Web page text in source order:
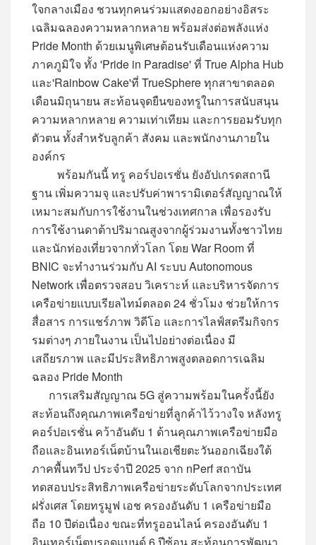
ใจกลางเมือง ชวนทุกคนร่วมแสดงออกอย่างอิสระ
เฉลิมฉลองความหลากหลาย พร้อมส่งต่อพลังแห่ง
Pride Month ด้วยเมนูพิเศษต้อนรับเดือนแห่งความ
ภาคภูมิใจ ทั้ง 'Pride in Paradise' ที่ True Alpha Hub
และ'Rainbow Cake'ที่ TrueSphere ทุกสาขาตลอด
เดือนมิถุนายน สะท้อนจุดยืนของทรูในการสนับสนุน
ความหลากหลาย ความเท่าเทียม และการยอมรับทุก
ตัวตน ทั้งสำหรับลูกค้า สังคม และพนักงานภายใน
องค์กร
พร้อมกันนี้ ทรู คอร์ปอเรชั่น ยังอัปเกรดสถานี
ฐาน เพิ่มความจุ และปรับค่าพารามิเตอร์สัญญาณให้
เหมาะสมกับการใช้งานในช่วงเทศกาล เพื่อรองรับ
การใช้งานดาต้าปริมาณสูงจากผู้ร่วมงานทั้งชาวไทย
และนักท่องเที่ยวจากทั่วโลก โดย War Room ที่
BNIC จะทำงานร่วมกับ AI ระบบ Autonomous
Network เพื่อตรวจสอบ วิเคราะห์ และบริหารจัดการ
เครือข่ายแบบเรียลไทม์ตลอด 24 ชั่วโมง ช่วยให้การ
สื่อสาร การแชร์ภาพ วิดีโอ และการไลฟ์สตรีมกิจกร
รมต่างๆ ภายในงาน เป็นไปอย่างต่อเนื่อง มี
เสถียรภาพ และมีประสิทธิภาพสูงตลอดการเฉลิม
ฉลอง Pride Month
การเสริมสัญญาณ 5G สู่ความพร้อมในครั้งนี้ยัง
สะท้อนถึงคุณภาพเครือข่ายที่ลูกค้าไว้วางใจ หลังทรู
คอร์ปอเรชั่น คว้าอันดับ 1 ด้านคุณภาพเครือข่ายมือ
ถือและอินเทอร์เน็ตบ้านในเอเชียตะวันออกเฉียงใต้
ภาคพื้นทวีป ประจำปี 2025 จาก nPerf สถาบัน
ทดสอบประสิทธิภาพเครือข่ายระดับโลกจากประเทศ
ฝรั่งเศส โดยทรูมูฟ เอช ครองอันดับ 1 เครือข่ายมือ
ถือ 10 ปีต่อเนื่อง ขณะที่ทรูออนไลน์ ครองอันดับ 1